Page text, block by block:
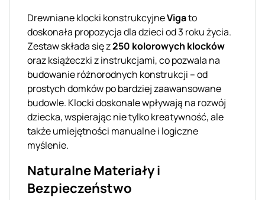
Drewniane klocki konstrukcyjneVigato
doskonała propozycja dla dzieci od 3 roku życia.
Zestaw składa się z250 kolorowych klocków
oraz książeczki z instrukcjami, co pozwala na
budowanie różnorodnych konstrukcji – od
prostych domków po bardziej zaawansowane
budowle. Klocki doskonale wpływają na rozwój
dziecka, wspierając nie tylko kreatywność, ale
także umiejętności manualne i logiczne
myślenie.
Naturalne Materiały i
Bezpieczeństwo